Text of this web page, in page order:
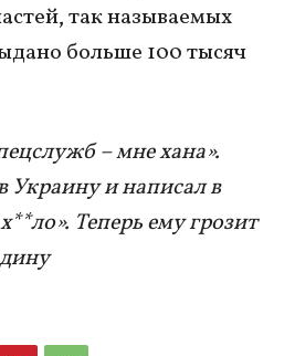
так называемых
больше 100 тысяч
– мне хана».
Украину и написал в
Теперь ему грозит